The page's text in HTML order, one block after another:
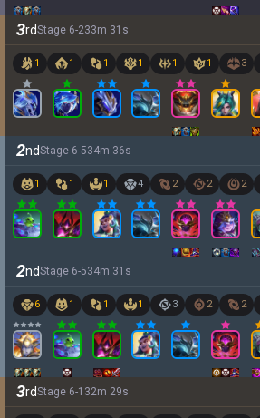
3rdStage 6-233m 31 s
1 1 1 1 1 1 3
2ndStage 6-534m 36s
1 1 1 4 2 2 2
2ndStage 6-534m 31 s
6 1 1 1 3 2 2
3rdStage 6-1 32m 29s